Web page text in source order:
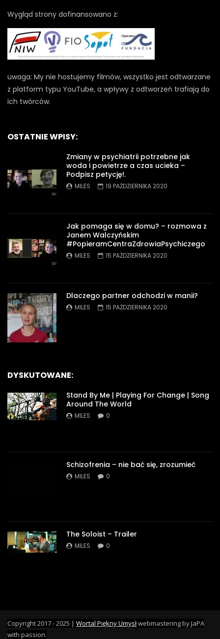
Wygląd strony dofinansowano z:
uwaga: My nie hostujemy filmów, wszystko jest odtwarzane
z platform typu YouTube, a wpływy z odtworzeń trafiają do
ich twórców.
OSTATNIE WPISY:
Zmiany w psychiatrii potrzebne jak
woda i powietrze a czas ucieka –
Podpisz petycję!.
MILES 19 PAŹDZIERNIKA 2020
Jak pomaga się w domu? – rozmowa z
Janem Walczyńskim
#PopieramCentraZdrowiaPsychiczego
MILES 15 PAŹDZIERNIKA 2020
Dlaczego partner odchodzi w manii?
MILES 15 PAŹDZIERNIKA 2020
DYSKUTOWANE:
Stand By Me | Playing For Change | Song
Around The World
MILES 0
Schizofrenia – nie bać się, zrozumieć
MILES 0
The Soloist – Trailer
MILES 0
Copyright 2017 - 2025 | Wortal Piękny Umysłwebmastering by JaPA
with passion.